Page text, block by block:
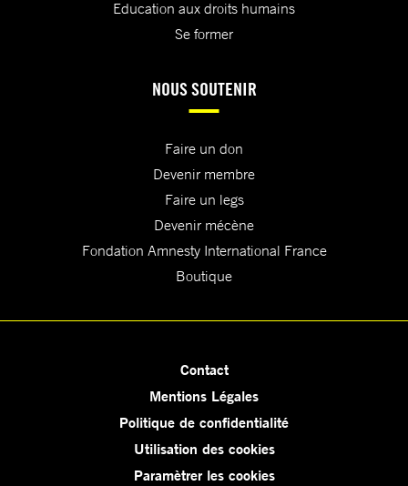
Education aux droits humains
Se former
NOUS SOUTENIR
Faire un don
Devenir membre
Faire un legs
Devenir mécène
Fondation Amnesty International France
Boutique
Contact
Mentions Légales
Politique de confidentialité
Utilisation des cookies
Paramètrer les cookies